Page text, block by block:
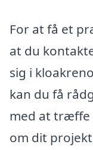
For at få et
at du
sig i
kan du få
med at træffe
om dit